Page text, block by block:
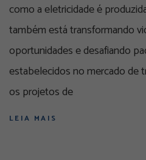
como a eletricidade é
também está transformando
oportunidades e desafiando
estabelecidos no mercado de
os projetos de
LEIA MAIS